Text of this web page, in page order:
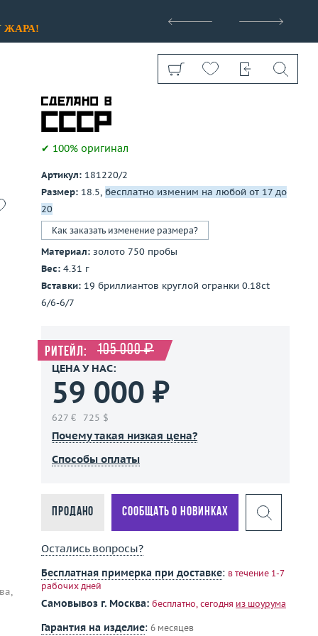
ЖАРА!
Показать все
✔ 100% оригинал
Артикул: 181220/2
Размер: 18.5, бесплатно изменим на любой от 17 до
20
Как заказать изменение размера?
Материал: золото 750 пробы
Вес: 4.31 г
Вставки: 19 бриллиантов круглой огранки 0.18ct
6/6-6/7
Ритейл: 105 000 ₽
ЦЕНА У НАС:
59 000 ₽
627 € 725 $
Почему такая низкая цена?
Способы оплаты
Продано Сообщать о новинках
Остались вопросы?
Бесплатная примерка при доставке: в течение 1-7
рабочих дней
Самовывоз г. Москва: бесплатно, сегодня из шоурума
Гарантия на изделие: 6 месяцев